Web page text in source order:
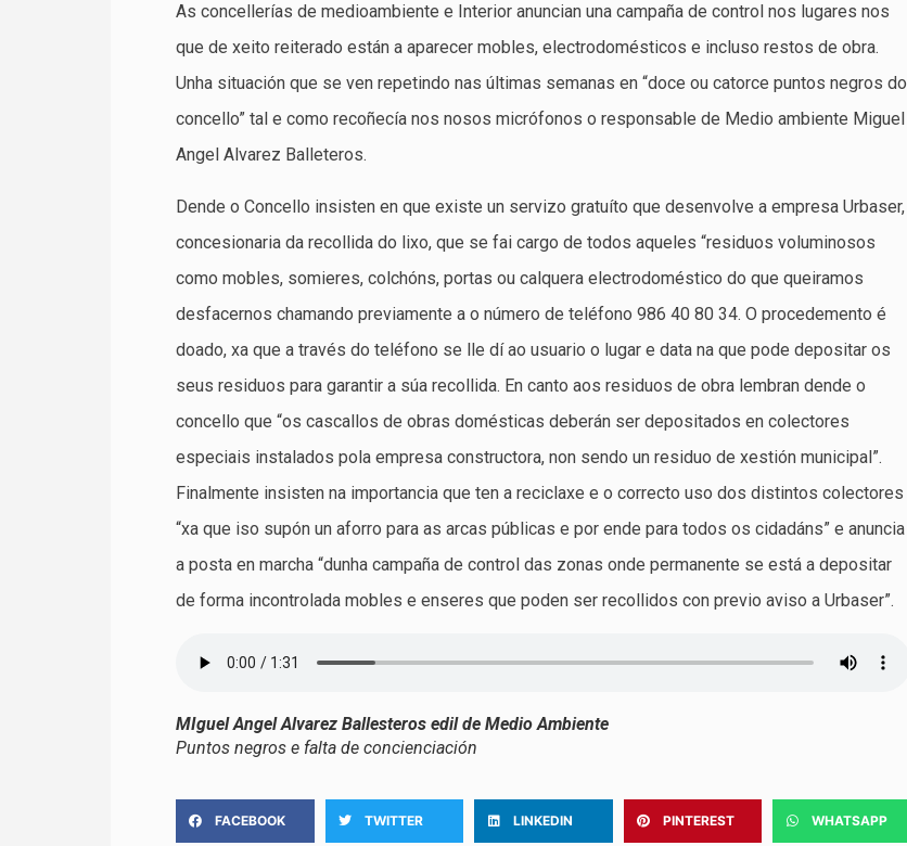
As concellerías de medioambiente e Interior anuncian una campaña de control nos lugares nos
que de xeito reiterado están a aparecer mobles, electrodomésticos e incluso restos de obra.
Unha situación que se ven repetindo nas últimas semanas en “doce ou catorce puntos negros do
concello” tal e como recoñecía nos nosos micrófonos o responsable de Medio ambiente Miguel
Angel Alvarez Balleteros.
Dende o Concello insisten en que existe un servizo gratuíto que desenvolve a empresa Urbaser,
concesionaria da recollida do lixo, que se fai cargo de todos aqueles “residuos voluminosos
como mobles, somieres, colchóns, portas ou calquera electrodoméstico do que queiramos
desfacernos chamando previamente a o número de teléfono 986 40 80 34. O procedemento é
doado, xa que a través do teléfono se lle dí ao usuario o lugar e data na que pode depositar os
seus residuos para garantir a súa recollida. En canto aos residuos de obra lembran dende o
concello que “os cascallos de obras domésticas deberán ser depositados en colectores
especiais instalados pola empresa constructora, non sendo un residuo de xestión municipal”.
Finalmente insisten na importancia que ten a reciclaxe e o correcto uso dos distintos colectores
“xa que iso supón un aforro para as arcas públicas e por ende para todos os cidadáns” e anuncia
a posta en marcha “dunha campaña de control das zonas onde permanente se está a depositar
de forma incontrolada mobles e enseres que poden ser recollidos con previo aviso a Urbaser”.
MIguel Angel Alvarez Ballesteros edil de Medio Ambiente
Puntos negros e falta de concienciación
FACEBOOK TWITTER LINKEDIN PINTEREST WHATSAPP